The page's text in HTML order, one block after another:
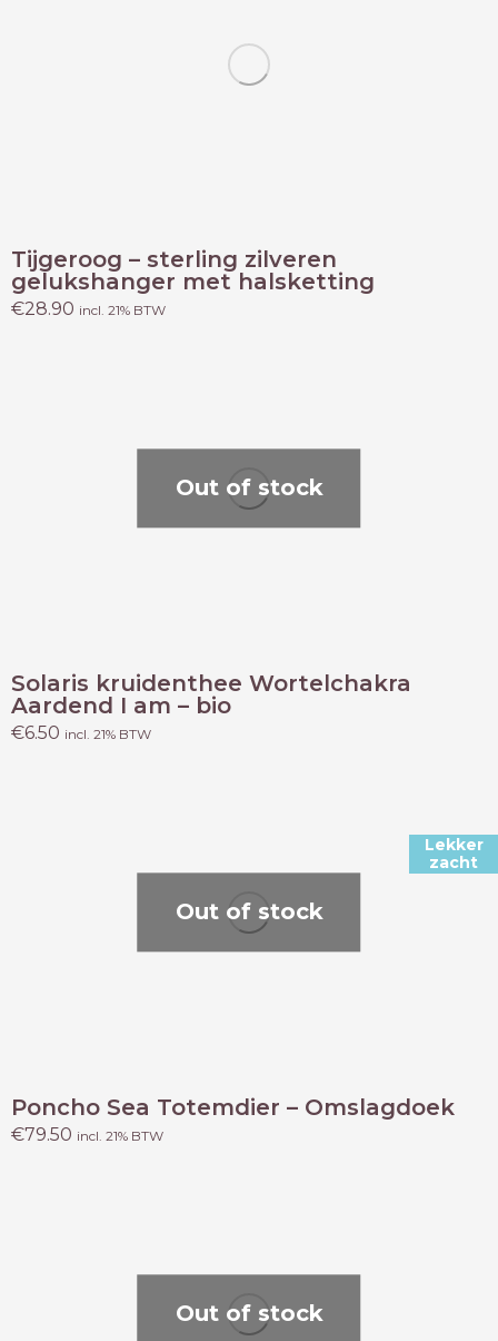
Tijgeroog – sterling zilveren
gelukshanger met halsketting
€28.90 incl. 21% BTW
Out of stock
Solaris kruidenthee Wortelchakra
Aardend I am – bio
€6.50 incl. 21% BTW
Out of stock
Lekker
zacht
Poncho Sea Totemdier – Omslagdoek
€79.50 incl. 21% BTW
Out of stock